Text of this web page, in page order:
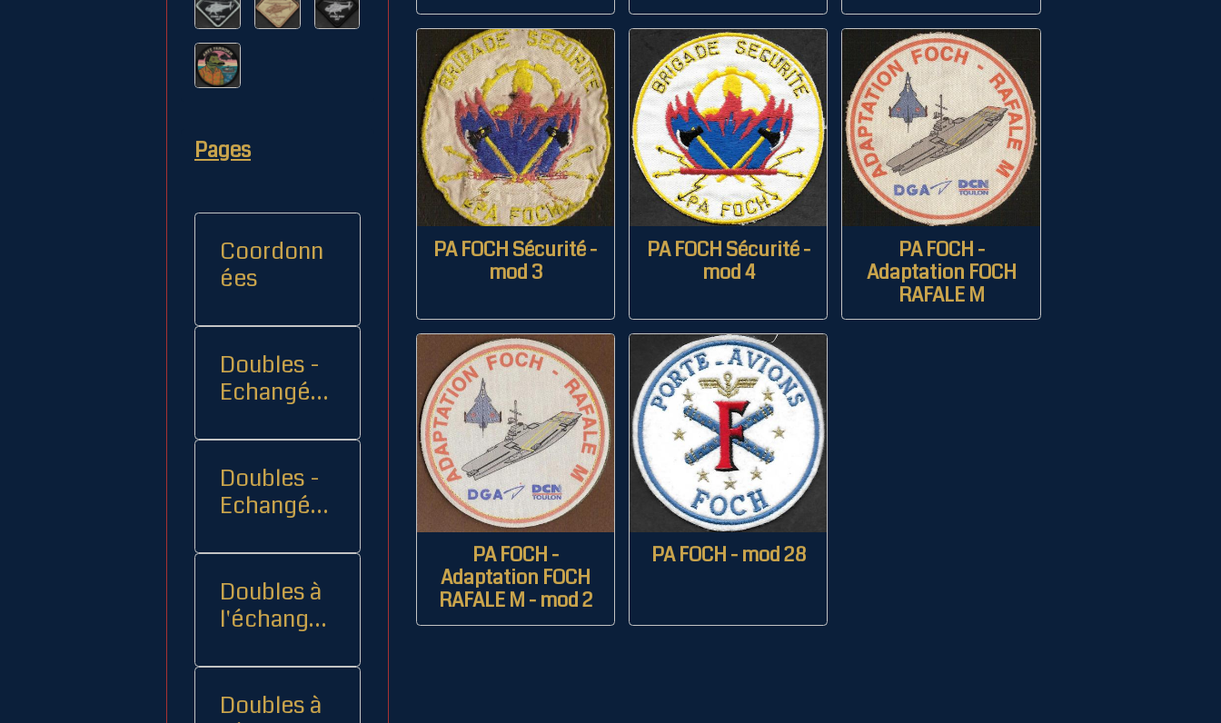
PA FOCH Sécurité -
mod 3
PA FOCH Sécurité -
mod 4
PA FOCH -
Adaptation FOCH
RAFALE M
PA FOCH -
Adaptation FOCH
RAFALE M - mod 2
PA FOCH - mod 28
Pages
Coordonn
ées
Doubles -
Echangés 1
Doubles -
Echangés
Doubles à
l'échange
Doubles à